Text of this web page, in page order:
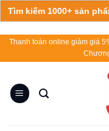
Search
for:
Skip
Thanh toán online giảm giá